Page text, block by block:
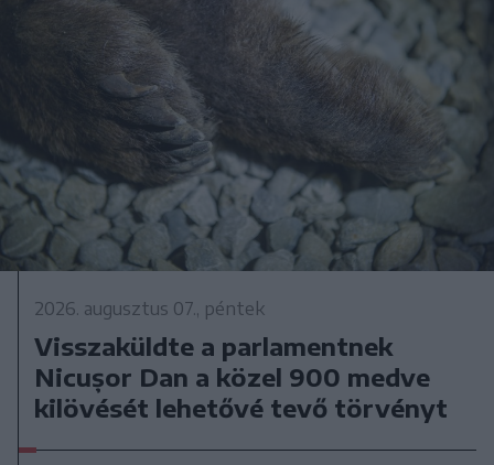
2026. augusztus 07., péntek
Visszaküldte a parlamentnek
Nicușor Dan a közel 900 medve
kilövését lehetővé tevő törvényt